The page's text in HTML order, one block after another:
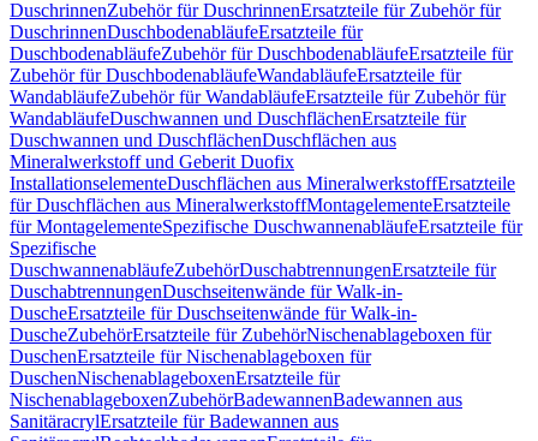
DuschrinnenZubehör für DuschrinnenErsatzteile für Zubehör für
DuschrinnenDuschbodenabläufeErsatzteile für
DuschbodenabläufeZubehör für DuschbodenabläufeErsatzteile für
Zubehör für DuschbodenabläufeWandabläufeErsatzteile für
WandabläufeZubehör für WandabläufeErsatzteile für Zubehör für
WandabläufeDuschwannen und DuschflächenErsatzteile für
Duschwannen und DuschflächenDuschflächen aus
Mineralwerkstoff und Geberit Duofix
InstallationselementeDuschflächen aus MineralwerkstoffErsatzteile
für Duschflächen aus MineralwerkstoffMontagelementeErsatzteile
für MontagelementeSpezifische DuschwannenabläufeErsatzteile für
Spezifische
DuschwannenabläufeZubehörDuschabtrennungenErsatzteile für
DuschabtrennungenDuschseitenwände für Walk-in-
DuscheErsatzteile für Duschseitenwände für Walk-in-
DuscheZubehörErsatzteile für ZubehörNischenablageboxen für
DuschenErsatzteile für Nischenablageboxen für
DuschenNischenablageboxenErsatzteile für
NischenablageboxenZubehörBadewannenBadewannen aus
SanitäracrylErsatzteile für Badewannen aus